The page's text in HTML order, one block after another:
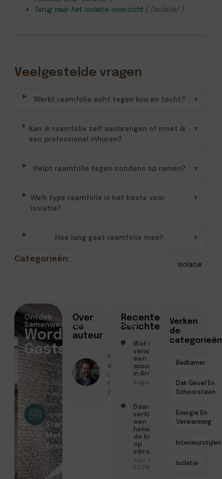
Terug naar het isolatie-overzicht ( /isolatie/ )
Veelgestelde vragen
Werkt raamfolie echt tegen kou en tocht? ▼
Kan ik raamfolie zelf aanbrengen of moet ik
een professional inhuren?
▼
Helpt raamfolie tegen condens op ramen? ▼
Welk type raamfolie is het beste voor
isolatie?
▼
Hoe lang gaat raamfolie mee? ▼
Categorieën:
isolatie
Over
de
auteur
Geschreven
door
Lucas Maas ●
Februari 12,
2026
Recente
Berichten
Wat u kunt
verwachten van
een
assurantiekantoor
in Arnhem
Augustus 3, 2026
Daarom
verkleint
een
hekwerk
de kans
op
inbraak
Juni 15,
2026
Verken
de
categorieën
Badkamer
Dak Gevel En
Schoorsteen
Energie En
Verwarming
Interieurstijlen
Isolatie
Ontdek
Samenwerkingsmogelijkheden
Word
Gastschrijver
Schrijf
mee aan
ons
verhaal
Start
Met
Schrijven